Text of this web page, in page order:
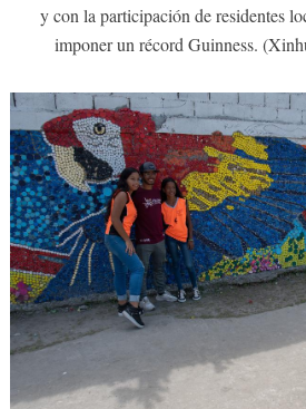
y con la participación de residentes
imponer un récord Guinness.